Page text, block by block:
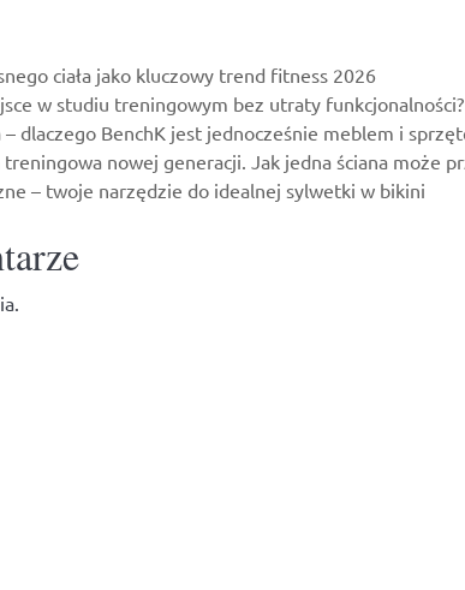
ciała jako kluczowy trend fitness 2026
w studiu treningowym bez utraty funkcjonalności?
– dlaczego BenchK jest jednocześnie meblem i
nowej generacji. Jak jedna ściana może
– twoje narzędzie do idealnej sylwetki w bikini